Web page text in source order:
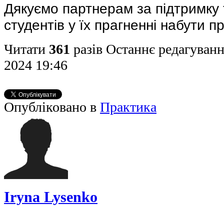
Дякуємо партнерам за
студентів у їх прагненні набути
Читати 361 разів Останнє
2024 19:46
Опубліковано в Практика
Iryna Lysenko